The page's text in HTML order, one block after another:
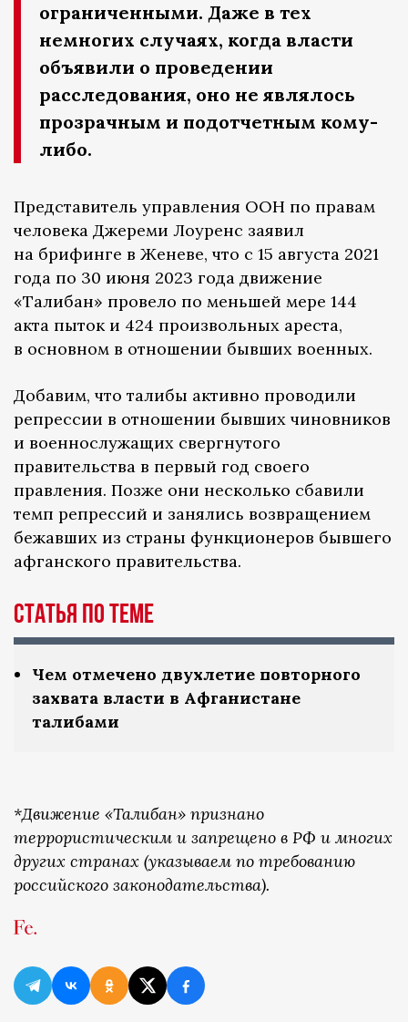
ограниченными. Даже в тех
немногих случаях, когда власти
объявили о проведении
расследования, оно не являлось
прозрачным и подотчетным кому-
либо.
Представитель управления ООН по правам
человека Джереми Лоуренс заявил
на брифинге в Женеве, что с 15 августа 2021
года по 30 июня 2023 года движение
«Талибан» провело по меньшей мере 144
акта пыток и 424 произвольных ареста,
в основном в отношении бывших военных.
Добавим, что талибы активно проводили
репрессии в отношении бывших чиновников
и военнослужащих свергнутого
правительства в первый год своего
правления. Позже они несколько сбавили
темп репрессий и занялись возвращением
бежавших из страны функционеров бывшего
афганского правительства.
Статья по теме
Чем отмечено двухлетие повторного
захвата власти в Афганистане
талибами
*Движение «Талибан» признано
террористическим и запрещено в РФ и многих
других странах (указываем по требованию
российского законодательства).